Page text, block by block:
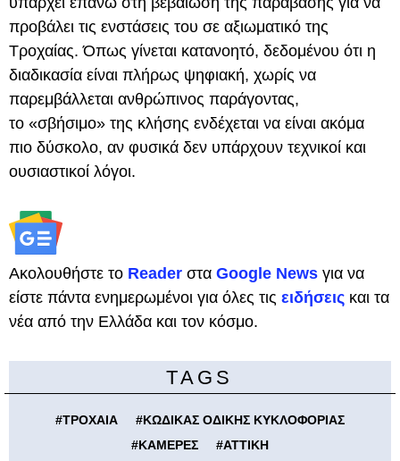
προβάλει τις ενστάσεις του σε αξιωματικό της
Τροχαίας. Όπως γίνεται κατανοητό, δεδομένου ότι η
διαδικασία είναι πλήρως ψηφιακή, χωρίς να
παρεμβάλλεται ανθρώπινος παράγοντας,
το «σβήσιμο» της κλήσης ενδέχεται να είναι ακόμα
πιο δύσκολο, αν φυσικά δεν υπάρχουν τεχνικοί και
ουσιαστικοί λόγοι.
Ακολουθήστε το Reader στα Google News για να
είστε πάντα ενημερωμένοι για όλες τις ειδήσεις και τα
νέα από την Ελλάδα και τον κόσμο.
TAGS
#ΤΡΟΧΑΙΑ #ΚΩΔΙΚΑΣ ΟΔΙΚΗΣ ΚΥΚΛΟΦΟΡΙΑΣ
#ΚΑΜΕΡΕΣ #ΑΤΤΙΚΗ